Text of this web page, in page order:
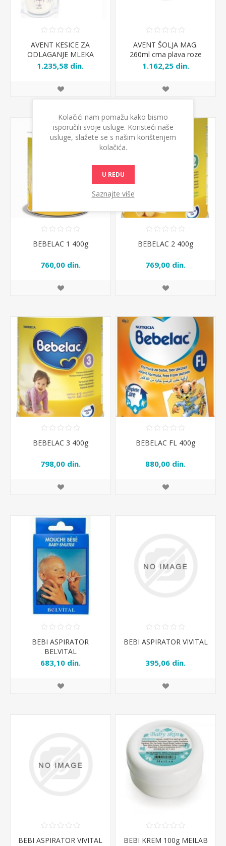
AVENT KESICE ZA
ODLAGANJE MLEKA
7363
1.235,58 din.
AVENT ŠOLJA MAG.
260ml crna plava roze
1.162,25 din.
BEBELAC 1 400g
760,00 din.
BEBELAC 2 400g
769,00 din.
BEBELAC 3 400g
798,00 din.
BEBELAC FL 400g
880,00 din.
BEBI ASPIRATOR
BELVITAL
683,10 din.
BEBI ASPIRATOR VIVITAL
395,06 din.
BEBI ASPIRATOR VIVITAL BEBI KREM 100g MEILAB
Kolačići nam pomažu kako bismo
isporučili svoje usluge. Koristeći naše
usluge, slažete se s našim korištenjem
kolačića.
U REDU
Saznajte više